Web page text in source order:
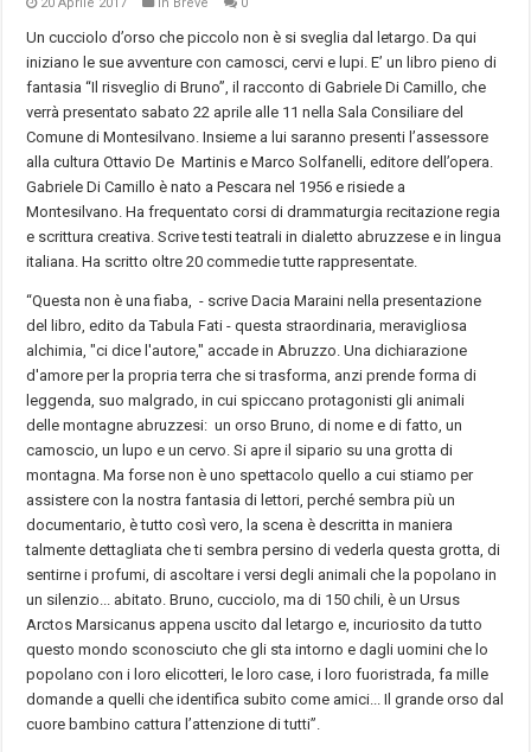
Un cucciolo d’orso che piccolo non è si sveglia dal letargo. Da qui
iniziano le sue avventure con camosci, cervi e lupi. E’ un libro pieno di
fantasia “Il risveglio di Bruno”, il racconto di Gabriele Di Camillo, che
verrà presentato sabato 22 aprile alle 11 nella Sala Consiliare del
Comune di Montesilvano. Insieme a lui saranno presenti l’assessore
alla cultura Ottavio De Martinis e Marco Solfanelli, editore dell’opera.
Gabriele Di Camillo è nato a Pescara nel 1956 e risiede a
Montesilvano. Ha frequentato corsi di drammaturgia recitazione regia
e scrittura creativa. Scrive testi teatrali in dialetto abruzzese e in lingua
italiana. Ha scritto oltre 20 commedie tutte rappresentate.
“Questa non è una fiaba, - scrive Dacia Maraini nella presentazione
del libro, edito da Tabula Fati - questa straordinaria, meravigliosa
alchimia, "ci dice l'autore," accade in Abruzzo. Una dichiarazione
d'amore per la propria terra che si trasforma, anzi prende forma di
leggenda, suo malgrado, in cui spiccano protagonisti gli animali
delle montagne abruzzesi: un orso Bruno, di nome e di fatto, un
camoscio, un lupo e un cervo. Si apre il sipario su una grotta di
montagna. Ma forse non è uno spettacolo quello a cui stiamo per
assistere con la nostra fantasia di lettori, perché sembra più un
documentario, è tutto così vero, la scena è descritta in maniera
talmente dettagliata che ti sembra persino di vederla questa grotta, di
sentirne i profumi, di ascoltare i versi degli animali che la popolano in
un silenzio... abitato. Bruno, cucciolo, ma di 150 chili, è un Ursus
Arctos Marsicanus appena uscito dal letargo e, incuriosito da tutto
questo mondo sconosciuto che gli sta intorno e dagli uomini che lo
popolano con i loro elicotteri, le loro case, i loro fuoristrada, fa mille
domande a quelli che identifica subito come amici... Il grande orso dal
cuore bambino cattura l’attenzione di tutti”.